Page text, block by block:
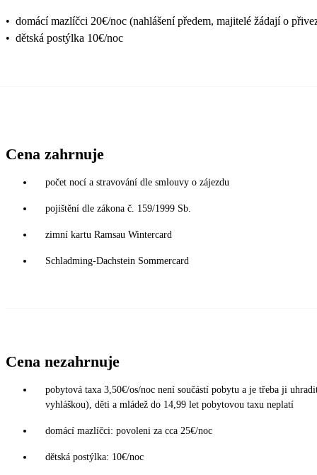
• domácí mazlíčci 20€/noc (nahlášení předem, majitelé žádají o
• dětská postýlka 10€/noc
Cena zahrnuje
počet nocí a stravování dle smlouvy o zájezdu
pojištění dle zákona č. 159/1999 Sb.
zimní kartu Ramsau Wintercard
Schladming-Dachstein Sommercard
Cena nezahrnuje
pobytová taxa 3,50€/os/noc není součástí pobytu a je třeba ji
vyhláškou), děti a mládež do 14,99 let pobytovou taxu neplatí
domácí mazlíčci: povoleni za cca 25€/noc
dětská postýlka: 10€/noc